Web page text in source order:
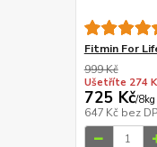
Fitmin For
999 Kč
Ušetříte 274
725 Kč/8kg
647 Kč bez